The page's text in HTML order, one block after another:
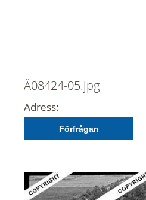
Ä08424-05.jpg
Adress:
Förfrågan